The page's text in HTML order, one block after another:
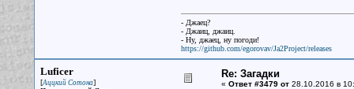
- Джаец?
- Джаиц, джаиц.
- Ну, джаец, ну погоди!
https://github.com/egorovav/Ja2Project/releases
Luficer
[Аццкий Сотона]
Re: Загадки
« Ответ #3479 от28.10.2016 в